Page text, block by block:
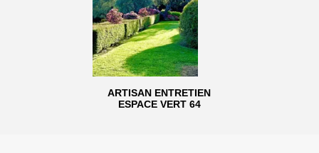
ARTISAN ENTRETIEN
ESPACE VERT 64